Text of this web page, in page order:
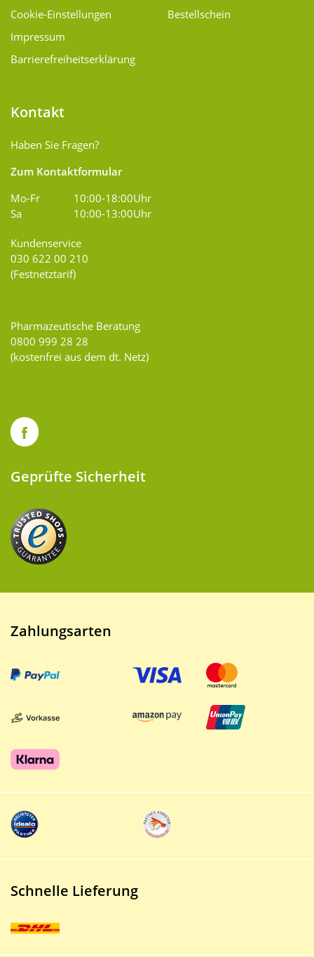
Cookie-Einstellungen
Impressum
Barrierefreiheitserklärung
Bestellschein
Kontakt
Haben Sie Fragen?
Zum Kontaktformular
Mo-Fr
10:00-18:00Uhr
Sa
10:00-13:00Uhr
Kundenservice
030 622 00 210
(Festnetztarif)
Pharmazeutische Beratung
0800 999 28 28
(kostenfrei aus dem dt. Netz)
Geprüfte Sicherheit
Zahlungsarten
Schnelle Lieferung